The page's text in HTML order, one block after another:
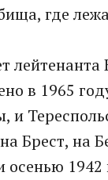
где
лейтенанта
в 1965
и
Брест, на
осенью